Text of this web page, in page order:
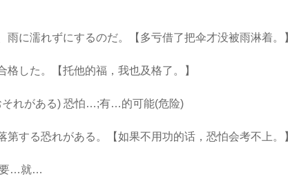
に濡れずにするのだ。【多亏借了把伞才没被雨淋着。】
した。【托他的福，我也及格了。】
れがある) 恐怕…;有…的可能(危险)
する恐れがある。【如果不用功的话，恐怕会考不上。】
…就…